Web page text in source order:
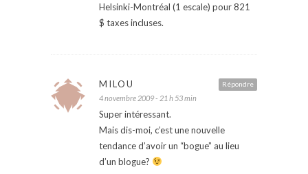
Helsinki-Montréal (1 escale) pour 821
$ taxes incluses.
Répondre
MILOU
4 novembre 2009 - 21 h 53 min
Super intéressant.
Mais dis-moi, c’est une nouvelle
tendance d’avoir un “bogue” au lieu
d’un blogue?